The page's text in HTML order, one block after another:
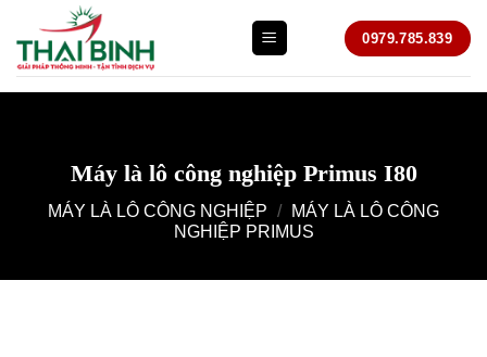
qua
nội
dung
0979.785.839
Máy là lô công nghiệp Primus I80
MÁY LÀ LÔ CÔNG NGHIỆP /
MÁY LÀ LÔ CÔNG
NGHIỆP PRIMUS